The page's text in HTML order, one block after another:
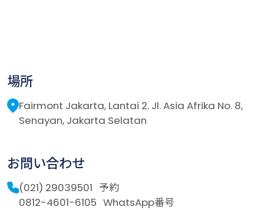
場所
Fairmont Jakarta, Lantai 2. Jl. Asia Afrika No. 8,
Senayan, Jakarta Selatan
お問い合わせ
(021) 29039501 予約
0812-4601-6105 WhatsApp番号